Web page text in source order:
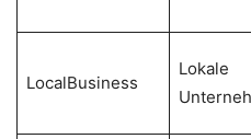
LocalBusiness
Lokale